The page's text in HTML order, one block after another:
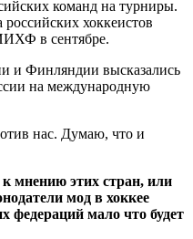
команд на турниры.
хоккеистов
в сентябре.
и Финляндии высказались
на международную
нас. Думаю, что и
мнению этих стран, или
мод в хоккее
федераций мало что будет